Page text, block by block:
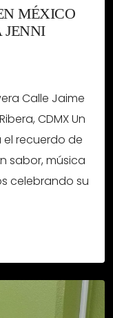
MÉXICO
JENNI
Calle Jaime
CDMX Un
recuerdo de
sabor, música
celebrando su